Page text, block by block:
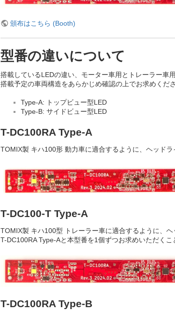
頒布はこちら (Booth)
型番の違いについて
搭載しているLEDの違い、モーター車用とトレーラー車
搭載予定の車両構造をあらかじめ確認の上でお求めくださ
Type-A: トップビュー型LED
Type-B: サイドビュー型LED
T-DC100RA Type-A
TOMIX製 キハ100形 動力車に適合するように、ヘッド
T-DC100-T Type-A
TOMIX製 キハ100型 トレーラー車に適合するように、
T-DC100RA Type-Aと本型番を1個ずつお求めいただく
T-DC100RA Type-B